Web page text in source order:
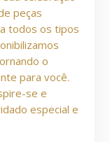
peças
todos os tipos
o
para você.
se e
especial e